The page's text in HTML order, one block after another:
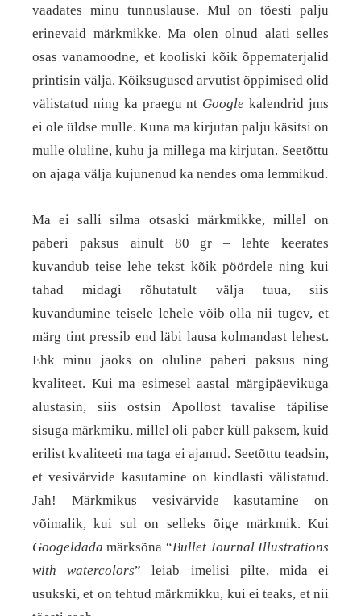
vaadates minu tunnuslause. Mul on tõesti palju
erinevaid märkmikke. Ma olen olnud alati selles
osas vanamoodne, et kooliski kõik õppematerjalid
printisin välja. Kõiksugused arvutist õppimised olid
välistatud ning ka praegu nt Google kalendrid jms
ei ole üldse mulle. Kuna ma kirjutan palju käsitsi on
mulle oluline, kuhu ja millega ma kirjutan. Seetõttu
on ajaga välja kujunenud ka nendes oma lemmikud.
Ma ei salli silma otsaski märkmikke, millel on
paberi paksus ainult 80 gr – lehte keerates
kuvandub teise lehe tekst kõik pöördele ning kui
tahad midagi rõhutatult välja tuua, siis
kuvandumine teisele lehele võib olla nii tugev, et
märg tint pressib end läbi lausa kolmandast lehest.
Ehk minu jaoks on oluline paberi paksus ning
kvaliteet. Kui ma esimesel aastal märgipäevikuga
alustasin, siis ostsin Apollost tavalise täpilise
sisuga märkmiku, millel oli paber küll paksem, kuid
erilist kvaliteeti ma taga ei ajanud. Seetõttu teadsin,
et vesivärvide kasutamine on kindlasti välistatud.
Jah! Märkmikus vesivärvide kasutamine on
võimalik, kui sul on selleks õige märkmik. Kui
Googeldada märksõna “Bullet Journal Illustrations
with watercolors” leiab imelisi pilte, mida ei
usukski, et on tehtud märkmikku, kui ei teaks, et nii